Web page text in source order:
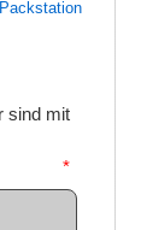
sind mit
*